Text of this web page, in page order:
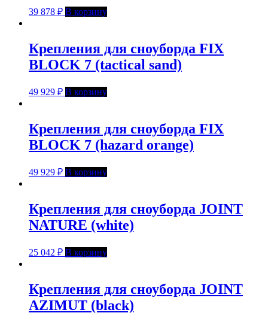
39 878 ₽ В корзину
Крепления для сноуборда FIX
BLOCK 7 (tactical sand)
49 929 ₽ В корзину
Крепления для сноуборда FIX
BLOCK 7 (hazard orange)
49 929 ₽ В корзину
Крепления для сноуборда JOINT
NATURE (white)
25 042 ₽ В корзину
Крепления для сноуборда JOINT
AZIMUT (black)